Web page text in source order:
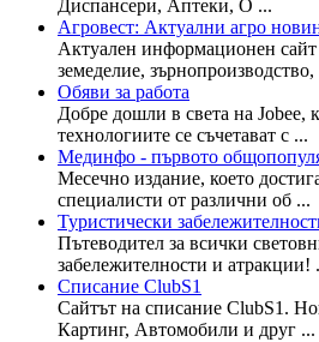
Диспансери, Аптеки, О ...
Агровест: Актуални агро
Актуален информационен сайт
земеделие, зърнопроизводство,
Обяви за работа
Добре дошли в света на Jobee,
технологиите се съчетават с ...
Мединфо - първото
Месечно издание, което
специалисти от различни об ...
Туристически
Пътеводител за всички
забележителности и атракции!
Списание ClubS1
Сайтът на списание ClubS1.
Картинг, Автомобили и друг ...